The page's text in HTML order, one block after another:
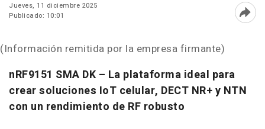
Jueves, 11 diciembre 2025
Publicado: 10:01
(Información remitida por la empresa firmante)
nRF9151 SMA DK – La plataforma ideal para
crear soluciones IoT celular, DECT NR+ y NTN
con un rendimiento de RF robusto